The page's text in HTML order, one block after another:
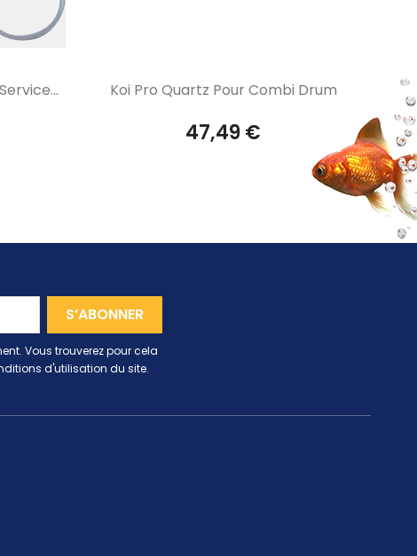
Aperçu rapide
Koi Pro Quartz Pour Combi Drum
47,49 €
Vous trouverez pour cela
d'utilisation du site.